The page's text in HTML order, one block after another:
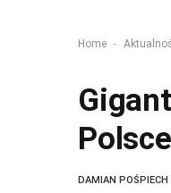
Home -
DAMIAN POŚPIECH